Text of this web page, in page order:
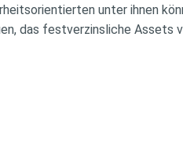
unter ihnen
das festverzinsliche Assets